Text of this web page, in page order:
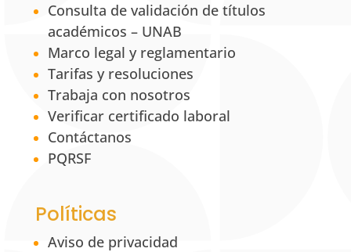
Consulta de validación de títulos
académicos – UNAB
Marco legal y reglamentario
Tarifas y resoluciones
Trabaja con nosotros
Verificar certificado laboral
Contáctanos
PQRSF
Políticas
Aviso de privacidad